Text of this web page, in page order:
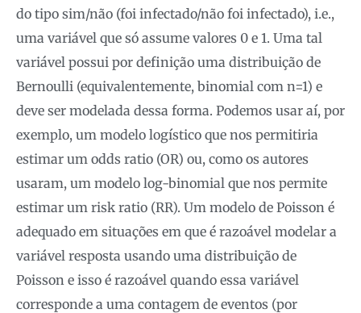
do tipo sim/não (foi infectado/não foi infectado), i.e.,
uma variável que só assume valores 0 e 1. Uma tal
variável possui por definição uma distribuição de
Bernoulli (equivalentemente, binomial com n=1) e
deve ser modelada dessa forma. Podemos usar aí, por
exemplo, um modelo logístico que nos permitiria
estimar um odds ratio (OR) ou, como os autores
usaram, um modelo log-binomial que nos permite
estimar um risk ratio (RR). Um modelo de Poisson é
adequado em situações em que é razoável modelar a
variável resposta usando uma distribuição de
Poisson e isso é razoável quando essa variável
corresponde a uma contagem de eventos (por